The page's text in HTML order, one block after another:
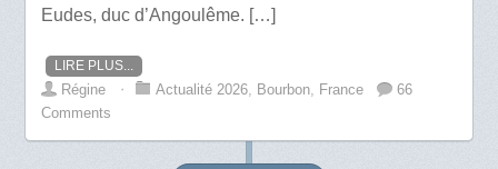
Eudes, duc d’Angoulême. […]
LIRE PLUS...
Régine ⋅ Actualité 2026 Bourbon France
66
Comments